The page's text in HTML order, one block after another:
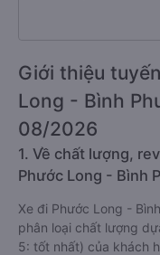
Giới thiệu
Long - Bình
08/2026
1. Về chất lượng,
Phước Long - Bình
Xe đi Phước Long -
phân loại chất lượng
5: tốt nhất) của khách